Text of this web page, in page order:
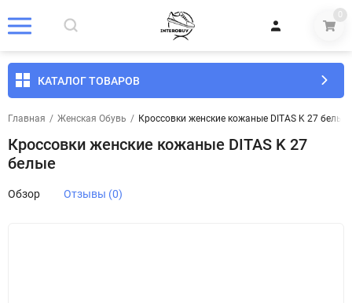
0
КАТАЛОГ ТОВАРОВ
Главная / Женская Обувь / Кроссовки женские кожаные DITAS K 27 белые
Кроссовки женские кожаные DITAS K 27
белые
Обзор Отзывы (0)